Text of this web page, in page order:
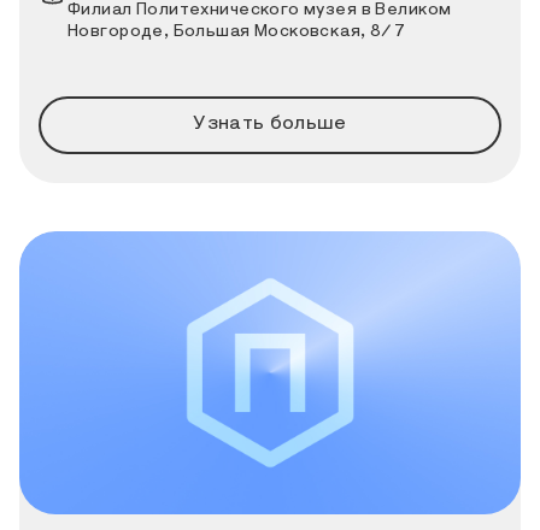
Филиал Политехнического музея в Великом
Новгороде, Большая Московская, 8/7
Узнать больше